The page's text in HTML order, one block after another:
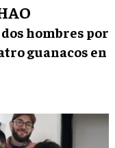
hombres por
guanacos en